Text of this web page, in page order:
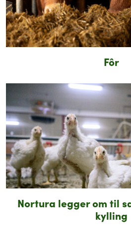
Fôr
Nortura legger om til
kylling